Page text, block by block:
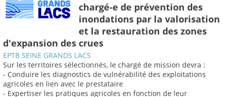
chargé-e de prévention des
inondations par la valorisation
et la restauration des zones
d'expansion des crues
EPTB SEINE GRANDS LACS
Sur les territoires sélectionnés, le chargé de mission devra :
- Conduire les diagnostics de vulnérabilité des exploitations
agricoles en lien avec le prestataire
- Expertiser les pratiques agricoles en fonction de leur